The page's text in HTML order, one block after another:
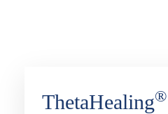
ThetaHealing®